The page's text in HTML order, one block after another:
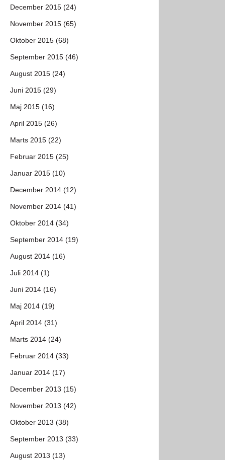
December 2015 (24)
November 2015 (65)
Oktober 2015 (68)
September 2015 (46)
August 2015 (24)
Juni 2015 (29)
Maj 2015 (16)
April 2015 (26)
Marts 2015 (22)
Februar 2015 (25)
Januar 2015 (10)
December 2014 (12)
November 2014 (41)
Oktober 2014 (34)
September 2014 (19)
August 2014 (16)
Juli 2014 (1)
Juni 2014 (16)
Maj 2014 (19)
April 2014 (31)
Marts 2014 (24)
Februar 2014 (33)
Januar 2014 (17)
December 2013 (15)
November 2013 (42)
Oktober 2013 (38)
September 2013 (33)
August 2013 (13)